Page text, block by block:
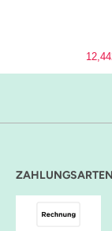
ZAHLUNGSARTEN